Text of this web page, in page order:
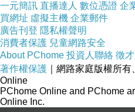
一元簡訊 直播達人 數位憑證 企
買網址 虛擬主機 企業郵件
廣告刊登 隱私權聲明
消費者保護 兒童網路安全
About PChome 投資人聯絡 徵才
著作權保護 ｜網路家庭版權所
Online
PChome Online and PChome
Online Inc.